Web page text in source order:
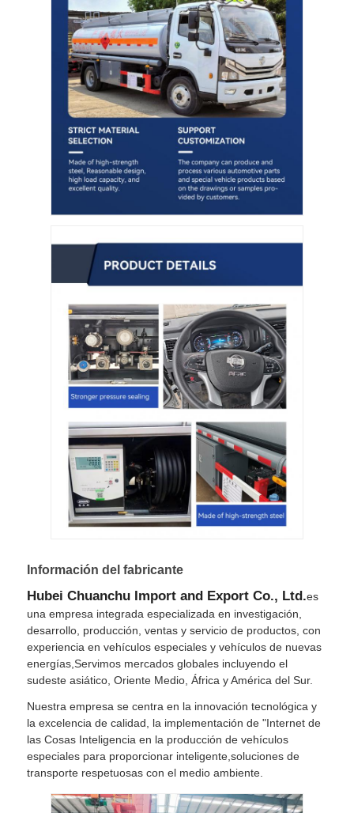
Información del fabricante
Hubei Chuanchu Import and Export Co., Ltd.es
una empresa integrada especializada en investigación,
desarrollo, producción, ventas y servicio de productos, con
experiencia en vehículos especiales y vehículos de nuevas
energías,Servimos mercados globales incluyendo el
sudeste asiático, Oriente Medio, África y América del Sur.
Nuestra empresa se centra en la innovación tecnológica y
la excelencia de calidad, la implementación de "Internet de
las Cosas Inteligencia en la producción de vehículos
especiales para proporcionar inteligente,soluciones de
transporte respetuosas con el medio ambiente.